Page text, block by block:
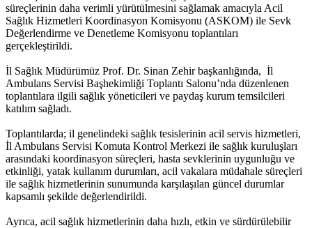
süreçlerinin daha verimli yürütülmesini sağlamak amacıyla Acil
Sağlık Hizmetleri Koordinasyon Komisyonu (ASKOM) ile Sevk
Değerlendirme ve Denetleme Komisyonu toplantıları
gerçekleştirildi.
İl Sağlık Müdürümüz Prof. Dr. Sinan Zehir başkanlığında, İl
Ambulans Servisi Başhekimliği Toplantı Salonu’nda düzenlenen
toplantılara ilgili sağlık yöneticileri ve paydaş kurum temsilcileri
katılım sağladı.
Toplantılarda; il genelindeki sağlık tesislerinin acil servis hizmetleri,
İl Ambulans Servisi Komuta Kontrol Merkezi ile sağlık kuruluşları
arasındaki koordinasyon süreçleri, hasta sevklerinin uygunluğu ve
etkinliği, yatak kullanım durumları, acil vakalara müdahale süreçleri
ile sağlık hizmetlerinin sunumunda karşılaşılan güncel durumlar
kapsamlı şekilde değerlendirildi.
Ayrıca, acil sağlık hizmetlerinin daha hızlı, etkin ve sürdürülebilir